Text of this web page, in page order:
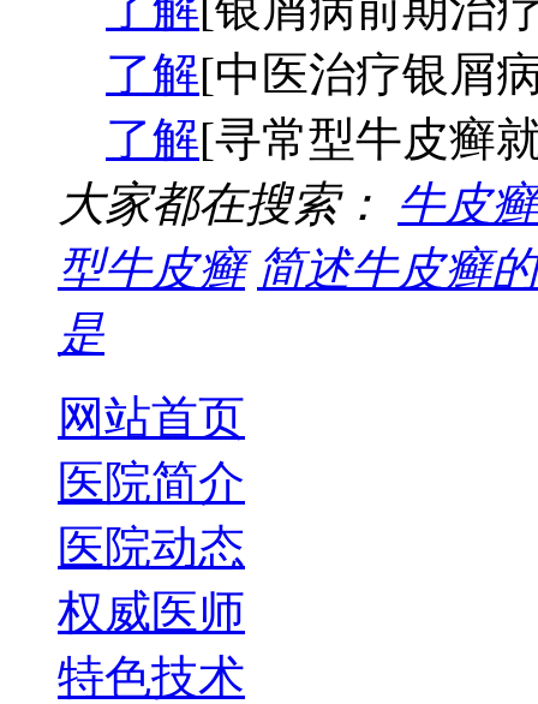
了解[中医治疗银屑
了解[寻常型牛皮癣
大家都在搜索： 牛皮
型牛皮癣 简述牛皮癣
是
网站首页
医院简介
医院动态
权威医师
特色技术